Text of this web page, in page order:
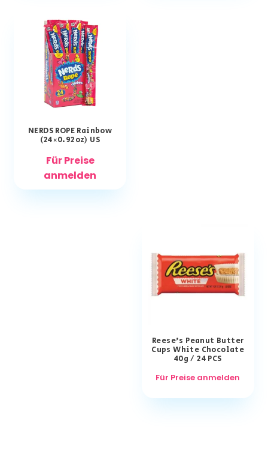
NERDS ROPE Rainbow
(24×0.92oz) US
Für Preise
anmelden
Reese’s Peanut Butter
Cups White Chocolate
40g / 24 PCS
Für Preise anmelden